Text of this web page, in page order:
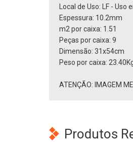
Local de Uso: LF -
Espessura: 10.2mm
m2 por caixa: 1.51
Peças por caixa: 9
Dimensão: 31x54cm
Peso por caixa:
ATENÇÃO: IMAGEM
Produtos